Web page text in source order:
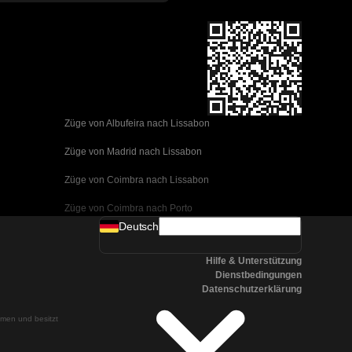
Züge von Albufeira nach Lissabon
Züge von Madrid nach Lissabon
Züge von Coimbra nach Lissabon
Züge von Coimbra nach Porto
Züge von Valencia nach Barcelona
Züge von Malaga nach Barcelona
Züge von Malaga nach Madrid
Züge von Cordoba nach Madrid
und besitzt
Deutsch
Hilfe & Unterstützung
Dienstbedingungen
Datenschutzerklärung